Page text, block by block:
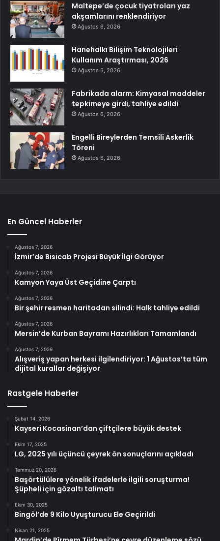
Maltepe’de çocuk tiyatroları yaz
akşamlarını renklendiriyor
Ağustos 6, 2026
Hanehalkı Bilişim Teknolojileri
Kullanım Araştırması, 2026
Ağustos 6, 2026
Fabrikada alarm: Kimyasal maddeler
tepkimeye girdi, tahliye edildi
Ağustos 6, 2026
Engelli Bireylerden Temsili Askerlik
Töreni
Ağustos 6, 2026
En Güncel Haberler
Ağustos 7, 2026
İzmir’de Bisicab Projesi Büyük İlgi Görüyor
Ağustos 7, 2026
Kamyon Yaya Üst Geçidine Çarptı
Ağustos 7, 2026
Bir şehir resmen haritadan silindi: Halk tahliye edildi
Ağustos 7, 2026
Mersin’de Kurban Bayramı Hazırlıkları Tamamlandı
Ağustos 7, 2026
Alışveriş yapan herkesi ilgilendiriyor: 1 Ağustos’ta tüm
dijital kurallar değişiyor
Rastgele Haberler
Şubat 14, 2026
Kayseri Kocasinan’dan çiftçilere büyük destek
Ekim 17, 2025
LG, 2025 yılı üçüncü çeyrek ön sonuçlarını açıkladı
Temmuz 20, 2026
Başörtülülere yönelik ifadelerle ilgili soruşturma!
Şüpheli için gözaltı talimatı
Ekim 30, 2025
Bingöl’de 9 Kilo Uyuşturucu Ele Geçirildi
Nisan 21, 2025